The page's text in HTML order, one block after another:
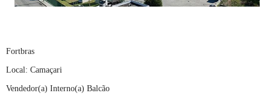
Fortbras
Local: Camaçari
Vendedor(a) Interno(a) Balcão